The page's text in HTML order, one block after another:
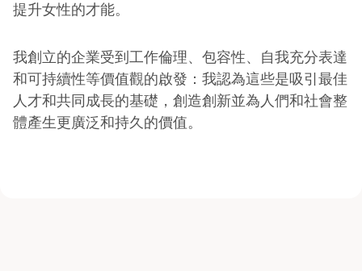
提升女性的才能。
我創立的企業受到工作倫理、包容性、自我充分表達
和可持續性等價值觀的啟發：我認為這些是吸引最佳
人才和共同成長的基礎，創造創新並為人們和社會整
體產生更廣泛和持久的價值。